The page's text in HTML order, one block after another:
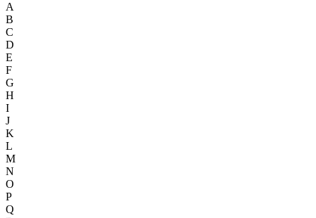
A
B
C
D
E
F
G
H
I
J
K
L
M
N
O
P
Q